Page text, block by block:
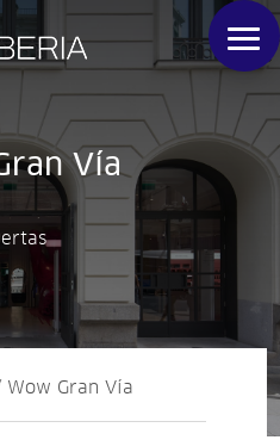
Vía
Gran Vía